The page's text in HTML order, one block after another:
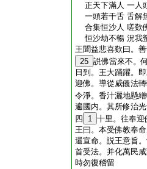
正天下滿人 一人
一頭若干舌 舌解
合集恒沙人 嗟歎
恒沙劫不暢 況我
王聞益悲喜歎曰。
25 説佛當來不。
日到。王大踊躍。
迎佛。導從威儀法
令淨。香汁灑地懸
遍國内。其所修治
四
1 十里。往奉迎
王曰。本受佛教奉
還宣命。説王意旨
首受法。并化萬民
時勿復稽留